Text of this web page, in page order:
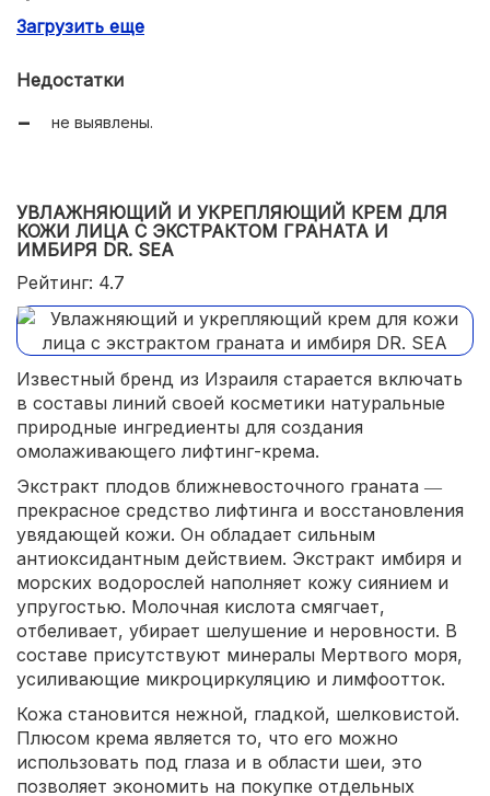
убирает отечность;
Загрузить еще
Недостатки
не выявлены.
УВЛАЖНЯЮЩИЙ И УКРЕПЛЯЮЩИЙ КРЕМ ДЛЯ
КОЖИ ЛИЦА С ЭКСТРАКТОМ ГРАНАТА И
ИМБИРЯ DR. SEA
Рейтинг: 4.7
Известный бренд из Израиля старается включать
в составы линий своей косметики натуральные
природные ингредиенты для создания
омолаживающего лифтинг-крема.
Экстракт плодов ближневосточного граната ―
прекрасное средство лифтинга и восстановления
увядающей кожи. Он обладает сильным
антиоксидантным действием. Экстракт имбиря и
морских водорослей наполняет кожу сиянием и
упругостью. Молочная кислота смягчает,
отбеливает, убирает шелушение и неровности. В
составе присутствуют минералы Мертвого моря,
усиливающие микроциркуляцию и лимфоотток.
Кожа становится нежной, гладкой, шелковистой.
Плюсом крема является то, что его можно
использовать под глаза и в области шеи, это
позволяет экономить на покупке отдельных